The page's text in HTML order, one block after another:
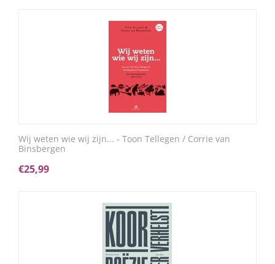
Wij weten wie wij zijn... - Toon Tellegen / Corrie van
Binsbergen
€25,99